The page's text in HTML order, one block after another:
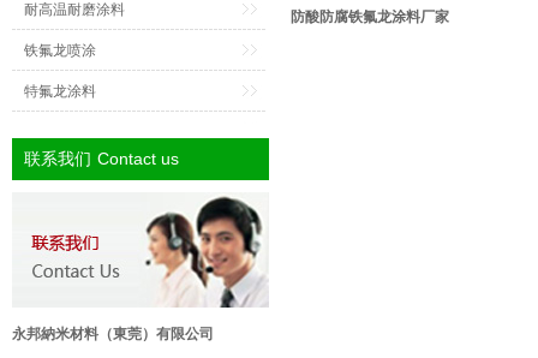
耐高温耐磨涂料
铁氟龙喷涂
特氟龙涂料
联系我们 Contact us
永邦納米材料（東莞）有限公司
防酸防腐铁氟龙涂料厂家